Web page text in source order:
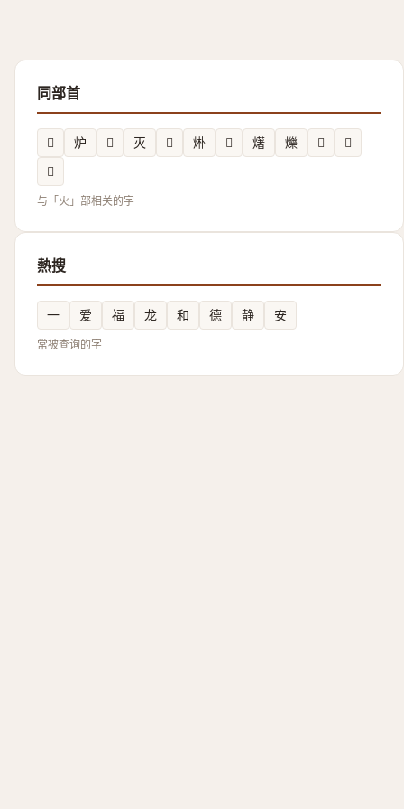
同部首
𤑿 炉 𬊫 灭 𤒍 烞 𭶇 𤏸 爍 𤍭
𰞼
𰞗
与「火」部相关的字
熱搜
一 爱 福 龙 和 德 静 安
常被查询的字